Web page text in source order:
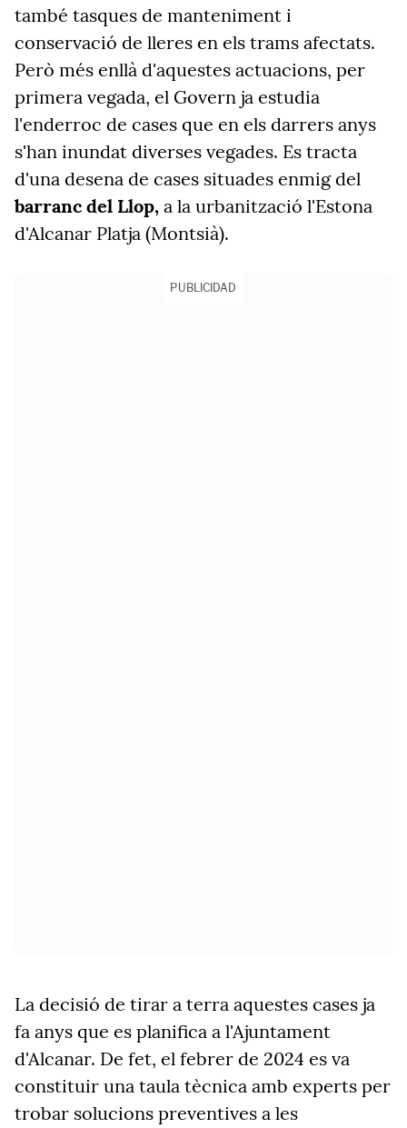
també tasques de manteniment i
conservació de lleres en els trams afectats.
Però més enllà d'aquestes actuacions, per
primera vegada, el Govern ja estudia
l'enderroc de cases que en els darrers anys
s'han inundat diverses vegades. Es tracta
d'una desena de cases situades enmig del
barranc del Llop, a la urbanització l'Estona
d'Alcanar Platja (Montsià).
PUBLICIDAD
La decisió de tirar a terra aquestes cases ja
fa anys que es planifica a l'Ajuntament
d'Alcanar. De fet, el febrer de 2024 es va
constituir una taula tècnica amb experts per
trobar solucions preventives a les